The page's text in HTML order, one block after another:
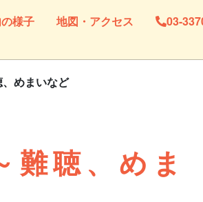
様子 地図・アクセス
03-
めまいなど
難聴、めま